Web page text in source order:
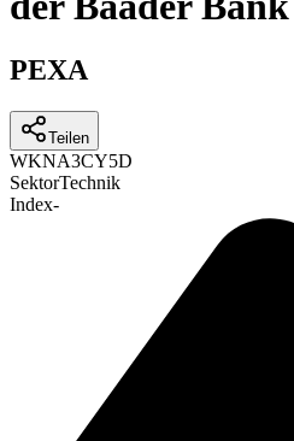
PEXA
Teilen
WKNA3CY5D
SektorTechnik
Index-